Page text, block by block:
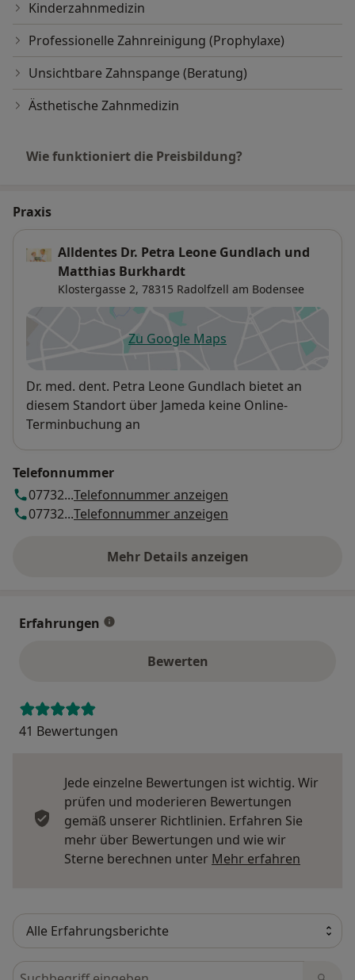
Kinderzahnmedizin
Professionelle Zahnreinigung (Prophylaxe)
Unsichtbare Zahnspange (Beratung)
Ästhetische Zahnmedizin
Wie funktioniert die Preisbildung?
Praxis
Alldentes Dr. Petra Leone Gundlach und
Matthias Burkhardt
Klostergasse 2, 78315 Radolfzell am Bodensee
Zu Google Mapsöffnet in einer neuen
Verfügbarkeit
Dr. med. dent. Petra Leone Gundlach bietet an
diesem Standort über Jameda keine Online-
Terminbuchung an
Telefonnummer
07732...Telefonnummer anzeigen
07732...Telefonnummer anzeigen
Mehr Details anzeigen
über die Adresse
Erfahrungen
Bewerten
41 Bewertungen
Jede einzelne Bewertungen ist wichtig. Wir
prüfen und moderieren Bewertungen
gemäß unserer Richtlinien. Erfahren Sie
mehr über Bewertungen und wie wir
Sterne berechnen unter Mehr erfahren
Bewertungen durchsuchen